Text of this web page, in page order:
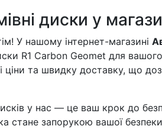
диски у
У нашому інтернет-магазині
R1 Carbon Geomet для
ціни та швидку доставку, що
у нас — це ваш крок до
стане запорукою вашої